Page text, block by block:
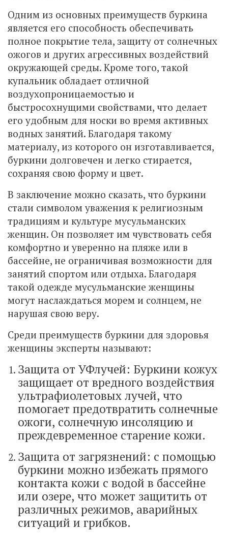
Одним из основных преимуществ буркина
является его способность обеспечивать
полное покрытие тела, защиту от солнечных
ожогов и других агрессивных воздействий
окружающей среды. Кроме того, такой
купальник обладает отличной
воздухопроницаемостью и
быстросохнущими свойствами, что делает
его удобным для носки во время активных
водных занятий. Благодаря такому
материалу, из которого он изготавливается,
буркини долговечен и легко стирается,
сохраняя свою форму и цвет.
В заключение можно сказать, что буркини
стали символом уважения к религиозным
традициям и культуре мусульманских
женщин. Он позволяет им чувствовать себя
комфортно и уверенно на пляже или в
бассейне, не ограничивая возможности для
занятий спортом или отдыха. Благодаря
такой одежде мусульманские женщины
могут наслаждаться морем и солнцем, не
нарушая свою веру.
Среди преимуществ буркини для здоровья
женщины эксперты называют:
Защита от УФлучей: Буркини кожух
защищает от вредного воздействия
ультрафиолетовых лучей, что
помогает предотвратить солнечные
ожоги, солнечную инсоляцию и
преждевременное старение кожи.
Защита от загрязнений: с помощью
буркини можно избежать прямого
контакта кожи с водой в бассейне
или озере, что может защитить от
различных режимов, аварийных
ситуаций и грибков.